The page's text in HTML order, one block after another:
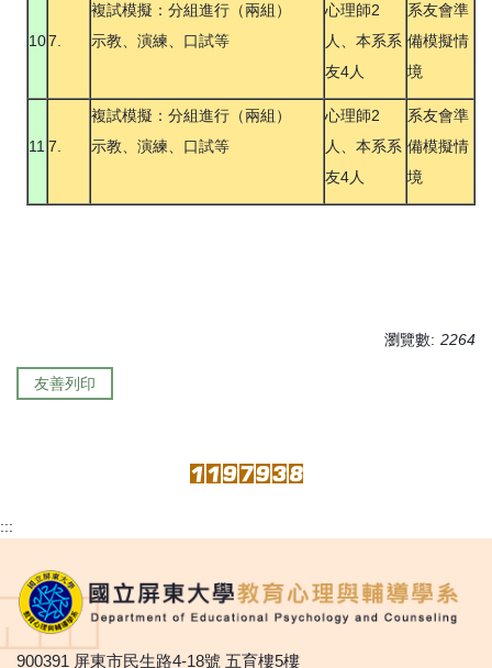
107.
複試模擬：分組進行（兩組）
示教、演練、口試等
心理師2
人、本系系
友4人
系友會準
備模擬情
境
11 7.
複試模擬：分組進行（兩組）
示教、演練、口試等
心理師2
人、本系系
友4人
系友會準
備模擬情
境
瀏覽數: 2264
友善列印
:::
900391 屏東市民生路4-18號 五育樓5樓